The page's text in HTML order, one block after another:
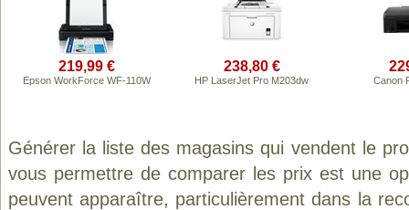
219,99 €
Epson WorkForce WF-110W
238,80 €
HP LaserJet Pro M203dw Canon
Générer la liste des magasins qui vendent le
vous permettre de comparer les prix est une
peuvent apparaître, particulièrement dans la